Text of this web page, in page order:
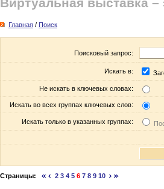
Виртуальная выставка –
Главная / Поиск
Поисковый запрос:
Искать в:
Не искать в ключевых словах:
Искать во всех группах ключевых слов:
Искать только в указанных группах:
Страницы: 2 3 4 5 6 7 8 9 10